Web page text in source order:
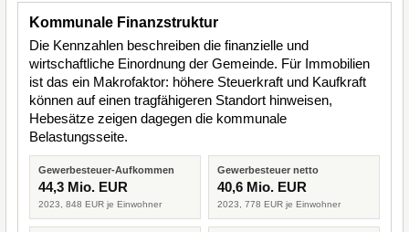
Kommunale Finanzstruktur
Die Kennzahlen beschreiben die finanzielle und
wirtschaftliche Einordnung der Gemeinde. Für Immobilien
ist das ein Makrofaktor: höhere Steuerkraft und Kaufkraft
können auf einen tragfähigeren Standort hinweisen,
Hebesätze zeigen dagegen die kommunale
Belastungsseite.
Gewerbesteuer-Aufkommen
44,3 Mio. EUR
2023, 848 EUR je Einwohner
Gewerbesteuer netto
40,6 Mio. EUR
2023, 778 EUR je Einwohner